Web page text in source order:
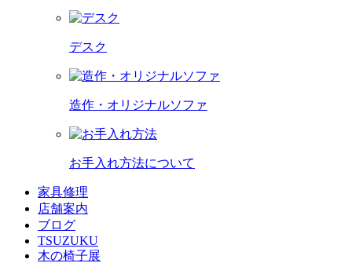
デスク
造作・オリジナルソファ
お手入れ方法について
家具修理
店舗案内
ブログ
TSUZUKU
木の椅子展